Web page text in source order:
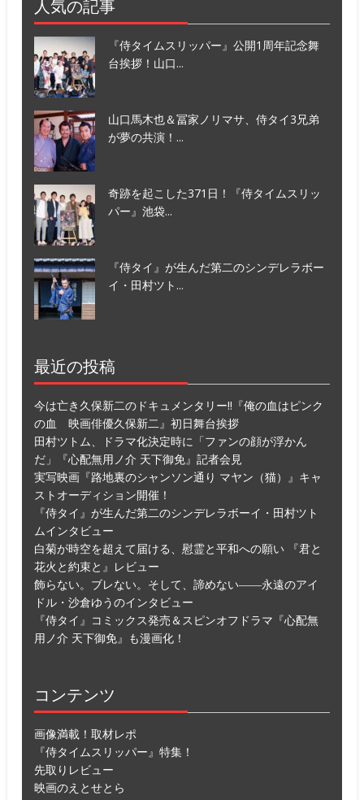
『侍タイムスリッパー』公開1周年記念舞
台挨拶！山口...
山口馬木也＆冨家ノリマサ、侍タイ3兄弟
が夢の共演！...
奇跡を起こした371日！『侍タイムスリッ
パー』池袋...
『侍タイ』が生んだ第二のシンデレラボー
イ・田村ツト...
最近の投稿
今は亡き久保新二のドキュメンタリー!!『俺の血はピンク
の血 映画俳優久保新二』初日舞台挨拶
田村ツトム、ドラマ化決定時に「ファンの顔が浮かん
だ」『心配無用ノ介 天下御免』記者会見
実写映画『路地裏のシャンソン通り マヤン（猫）』キャ
ストオーディション開催！
『侍タイ』が生んだ第二のシンデレラボーイ・田村ツト
ムインタビュー
白菊が時空を超えて届ける、慰霊と平和への願い 『君と
花火と約束と』レビュー
飾らない。ブレない。そして、諦めない――永遠のアイ
ドル・沙倉ゆうのインタビュー
『侍タイ』コミックス発売＆スピンオフドラマ『心配無
用ノ介 天下御免』も漫画化！
コンテンツ
画像満載！取材レポ
『侍タイムスリッパー』特集！
先取りレビュー
映画のえとせとら